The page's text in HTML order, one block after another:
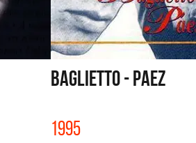
BAGLIETTO - PAEZ
1995